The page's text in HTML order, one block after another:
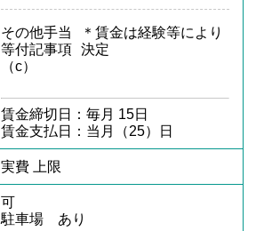
その他手当
等付記事項
（c）
＊賃金は経験等により
決定
賃金締切日：毎月 15日
賃金支払日：当月（25）日
実費 上限
可
駐車場 あり